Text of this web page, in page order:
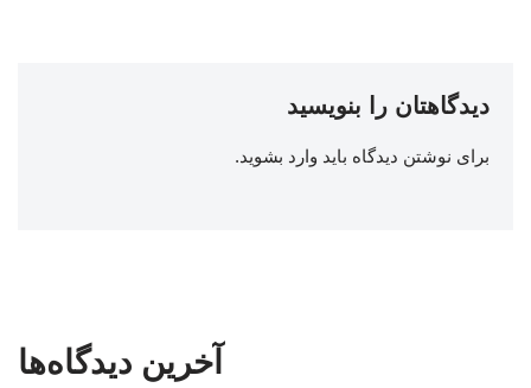
دیدگاهتان را بنویسید
برای نوشتن دیدگاه باید وارد بشوید.
آخرین دیدگاه‌ها